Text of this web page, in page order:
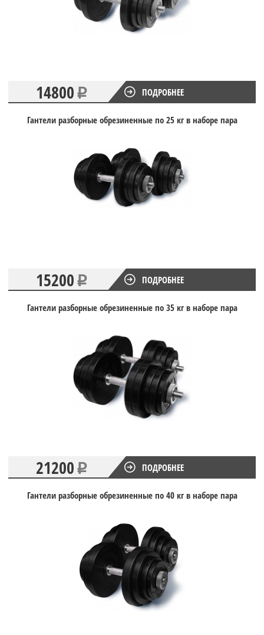
14800 ПОДРОБНЕЕ
Гантели разборные обрезиненные по 25 кг в наборе пара
15200 ПОДРОБНЕЕ
Гантели разборные обрезиненные по 35 кг в наборе пара
21200 ПОДРОБНЕЕ
Гантели разборные обрезиненные по 40 кг в наборе пара